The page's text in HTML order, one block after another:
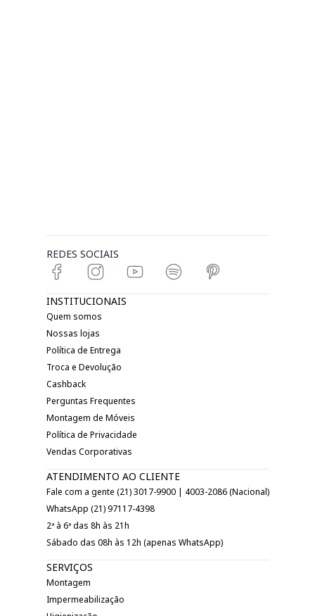
REDES SOCIAIS
INSTITUCIONAIS
Quem somos
Nossas lojas
Política de Entrega
Troca e Devolução
Cashback
Perguntas Frequentes
Montagem de Móveis
Política de Privacidade
Vendas Corporativas
ATENDIMENTO AO CLIENTE
Fale com a gente (21) 3017-9900 | 4003-2086 (Nacional)
WhatsApp (21) 97117-4398
2ª à 6ª das 8h às 21h
Sábado das 08h às 12h (apenas WhatsApp)
SERVIÇOS
Montagem
Impermeabilização